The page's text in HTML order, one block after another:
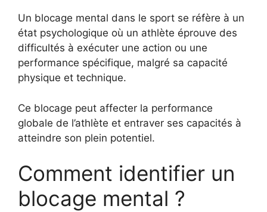
Un blocage mental dans le sport se réfère à un
état psychologique où un athlète éprouve des
difficultés à exécuter une action ou une
performance spécifique, malgré sa capacité
physique et technique.
Ce blocage peut affecter la performance
globale de l’athlète et entraver ses capacités à
atteindre son plein potentiel.
Comment identifier un
blocage mental ?